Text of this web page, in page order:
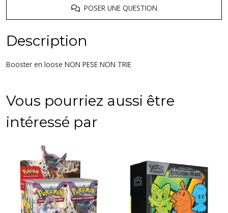
POSER UNE QUESTION
Description
Booster en loose NON PESE NON TRIE
Vous pourriez aussi être
intéressé par